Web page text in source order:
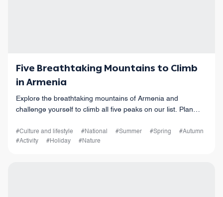
Five Breathtaking Mountains to Climb
in Armenia
Explore the breathtaking mountains of Armenia and
challenge yourself to climb all five peaks on our list. Plan
#Culture and lifestyle #National #Summer #Spring
#Autumn
#Activity
#Holiday #Nature